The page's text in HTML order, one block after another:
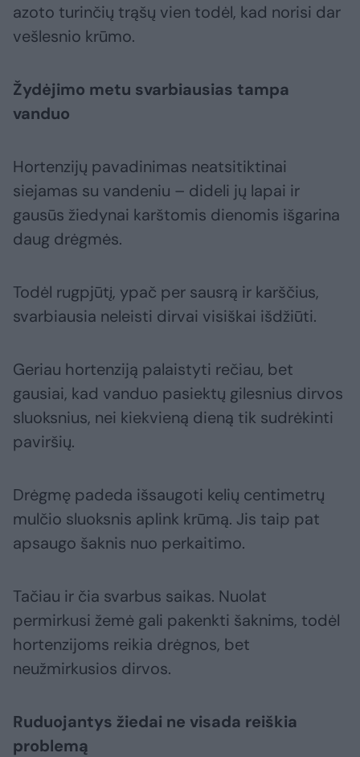
azoto turinčių trąšų vien todėl, kad norisi dar
vešlesnio krūmo.
Žydėjimo metu svarbiausias tampa
vanduo
Hortenzijų pavadinimas neatsitiktinai
siejamas su vandeniu – dideli jų lapai ir
gausūs žiedynai karštomis dienomis išgarina
daug drėgmės.
Todėl rugpjūtį, ypač per sausrą ir karščius,
svarbiausia neleisti dirvai visiškai išdžiūti.
Geriau hortenziją palaistyti rečiau, bet
gausiai, kad vanduo pasiektų gilesnius dirvos
sluoksnius, nei kiekvieną dieną tik sudrėkinti
paviršių.
Drėgmę padeda išsaugoti kelių centimetrų
mulčio sluoksnis aplink krūmą. Jis taip pat
apsaugo šaknis nuo perkaitimo.
Tačiau ir čia svarbus saikas. Nuolat
permirkusi žemė gali pakenkti šaknims, todėl
hortenzijoms reikia drėgnos, bet
neužmirkusios dirvos.
Ruduojantys žiedai ne visada reiškia
problemą